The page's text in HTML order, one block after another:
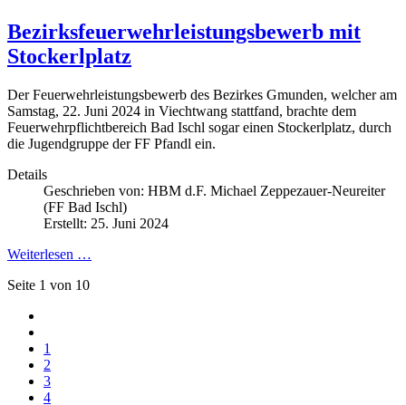
Bezirksfeuerwehrleistungsbewerb mit
Stockerlplatz
Der Feuerwehrleistungsbewerb des Bezirkes Gmunden, welcher am
Samstag, 22. Juni 2024 in Viechtwang stattfand, brachte dem
Feuerwehrpflichtbereich Bad Ischl sogar einen Stockerlplatz, durch
die Jugendgruppe der FF Pfandl ein.
Details
Geschrieben von: HBM d.F. Michael Zeppezauer-Neureiter
(FF Bad Ischl)
Erstellt: 25. Juni 2024
Weiterlesen …
Seite 1 von 10
1
2
3
4